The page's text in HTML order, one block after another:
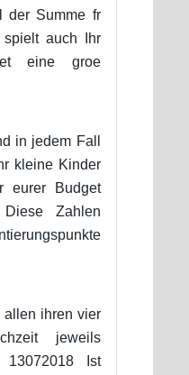
der Summe fr
spielt auch Ihr
eine groe
in jedem Fall
kleine Kinder
eurer Budget
Zahlen
allen ihren vier
jeweils
13072018 Ist